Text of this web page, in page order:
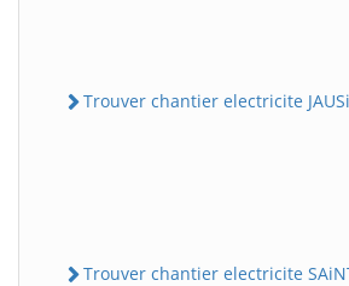
Trouver chantier electricite
Trouver chantier electricite